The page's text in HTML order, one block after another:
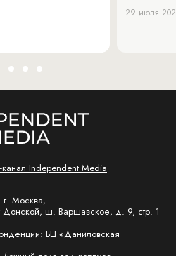
29 июля
канал Independent Media
Москва,
Донской, ш. Варшавское, д. 9, стр. 1
БЦ «Даниловская